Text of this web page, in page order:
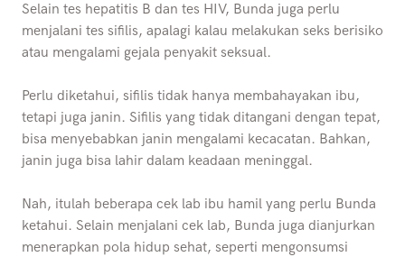
Selain tes hepatitis B dan tes HIV, Bunda juga perlu
menjalani tes sifilis, apalagi kalau melakukan seks berisiko
atau mengalami gejala penyakit seksual.
Perlu diketahui, sifilis tidak hanya membahayakan ibu,
tetapi juga janin. Sifilis yang tidak ditangani dengan tepat,
bisa menyebabkan janin mengalami kecacatan. Bahkan,
janin juga bisa lahir dalam keadaan meninggal.
Nah, itulah beberapa cek lab ibu hamil yang perlu Bunda
ketahui. Selain menjalani cek lab, Bunda juga dianjurkan
menerapkan pola hidup sehat, seperti mengonsumsi